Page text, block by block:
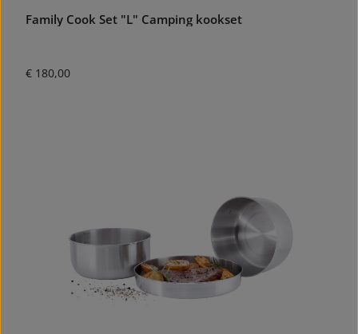
Family Cook Set "L" Camping kookset
Normale prijs:
€ 180,00